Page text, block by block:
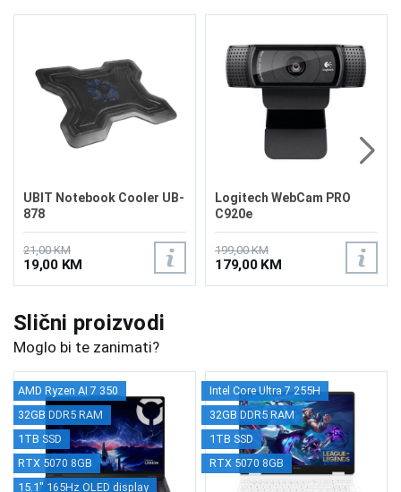
UBIT Notebook Cooler UB-
878
21,00 KM
19,00 KM
Logitech WebCam PRO
C920e
199,00 KM
179,00 KM
Slični proizvodi
Moglo bi te zanimati?
AMD Ryzen AI 7 350
32GB DDR5 RAM
1TB SSD
RTX 5070 8GB
15.1" 165Hz OLED display
Intel Core Ultra 7 255H
32GB DDR5 RAM
1TB SSD
RTX 5070 8GB